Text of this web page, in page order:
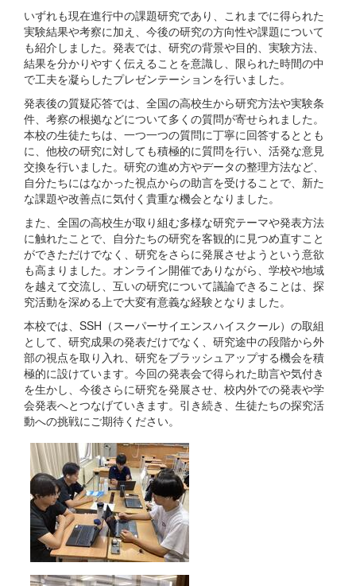
いずれも現在進行中の課題研究であり、これまでに得られた
実験結果や考察に加え、今後の研究の方向性や課題について
も紹介しました。発表では、研究の背景や目的、実験方法、
結果を分かりやすく伝えることを意識し、限られた時間の中
で工夫を凝らしたプレゼンテーションを行いました。
発表後の質疑応答では、全国の高校生から研究方法や実験条
件、考察の根拠などについて多くの質問が寄せられました。
本校の生徒たちは、一つ一つの質問に丁寧に回答するととも
に、他校の研究に対しても積極的に質問を行い、活発な意見
交換を行いました。研究の進め方やデータの整理方法など、
自分たちにはなかった視点からの助言を受けることで、新た
な課題や改善点に気付く貴重な機会となりました。
また、全国の高校生が取り組む多様な研究テーマや発表方法
に触れたことで、自分たちの研究を客観的に見つめ直すこと
ができただけでなく、研究をさらに発展させようという意欲
も高まりました。オンライン開催でありながら、学校や地域
を越えて交流し、互いの研究について議論できることは、探
究活動を深める上で大変有意義な経験となりました。
本校では、SSH（スーパーサイエンスハイスクール）の取組
として、研究成果の発表だけでなく、研究途中の段階から外
部の視点を取り入れ、研究をブラッシュアップする機会を積
極的に設けています。今回の発表会で得られた助言や気付き
を生かし、今後さらに研究を発展させ、校内外での発表や学
会発表へとつなげていきます。引き続き、生徒たちの探究活
動への挑戦にご期待ください。